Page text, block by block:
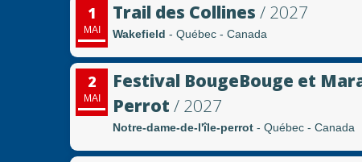
1
MAI
Trail des Collines / 2027
Wakefield - Québec - Canada
2
MAI
Festival BougeBouge et
Perrot / 2027
Notre-dame-de-l'île-perrot - Québec - Canada